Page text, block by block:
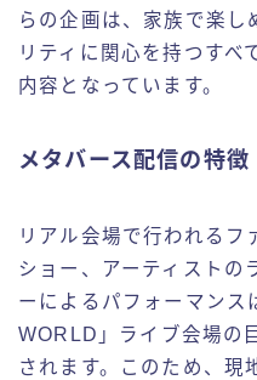
らの企画は、家族で楽し
リティに関心を持つすべ
内容となっています。
メタバース配信の特徴
リアル会場で行われるフ
ショー、アーティストの
ーによるパフォーマン
WORLD」ライブ会場の
されます。このため、現